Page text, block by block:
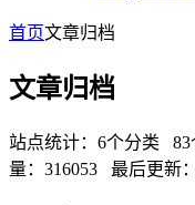
首页文章归档
文章归档
站点统计：6个分类
量：316053 最后更新